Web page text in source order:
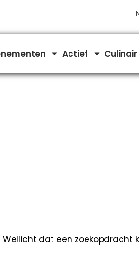
Actief Culinair
dat een zoekopdracht